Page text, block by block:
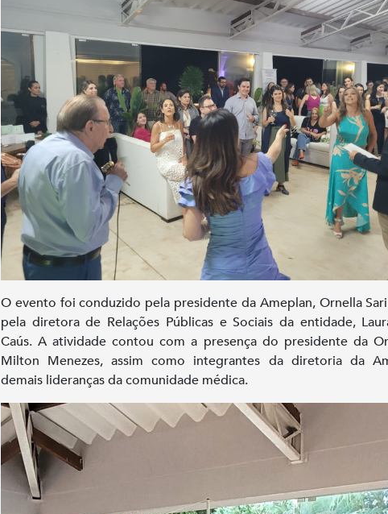
O evento foi conduzido pela presidente da Ameplan, Ornella
pela diretora de Relações Públicas e Sociais da entidade,
Caús. A atividade contou com a presença do presidente da
Milton Menezes, assim como integrantes da diretoria da
demais lideranças da comunidade médica.